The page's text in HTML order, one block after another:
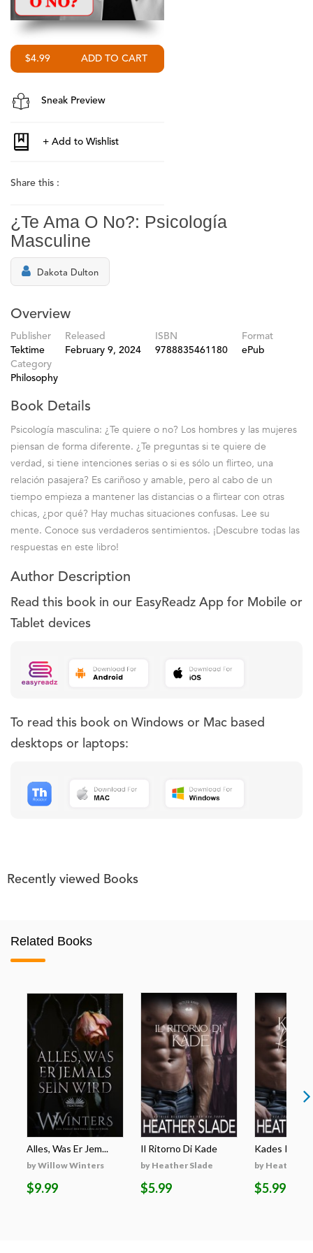
$4.99
Sneak Preview
Share this :
¿Te Ama O No?: Psicología
Masculine
Dakota Dulton
Overview
Publisher
Tektime
Released
February 9, 2024
ISBN
9788835461180
Format
ePub
Category
Philosophy
Book Details
Psicología masculina: ¿Te quiere o no? Los hombres y las mujeres
piensan de forma diferente. ¿Te preguntas si te quiere de
verdad, si tiene intenciones serias o si es sólo un flirteo, una
relación pasajera? Es cariñoso y amable, pero al cabo de un
tiempo empieza a mantener las distancias o a flirtear con otras
chicas, ¿por qué? Hay muchas situaciones confusas. Lee su
mente. Conoce sus verdaderos sentimientos. ¡Descubre todas las
respuestas en este libro!
Author Description
Read this book in our EasyReadz App for Mobile or
Tablet devices
To read this book on Windows or Mac based
desktops or laptops:
Recently viewed Books
Related Books
Alles, Was Er Jem...
by Willow Winters
$9.99
Il Ritorno Di Kade
by Heather Slade
$5.99
Kades
by Heather
$5.99